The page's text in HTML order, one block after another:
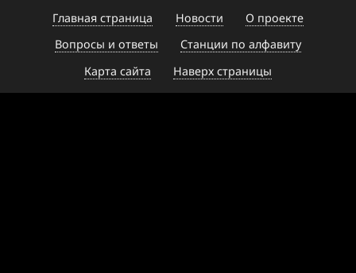
Главная страница
Новости
О проекте
Вопросы и ответы
Станции по алфавиту
Карта сайта
Наверх страницы